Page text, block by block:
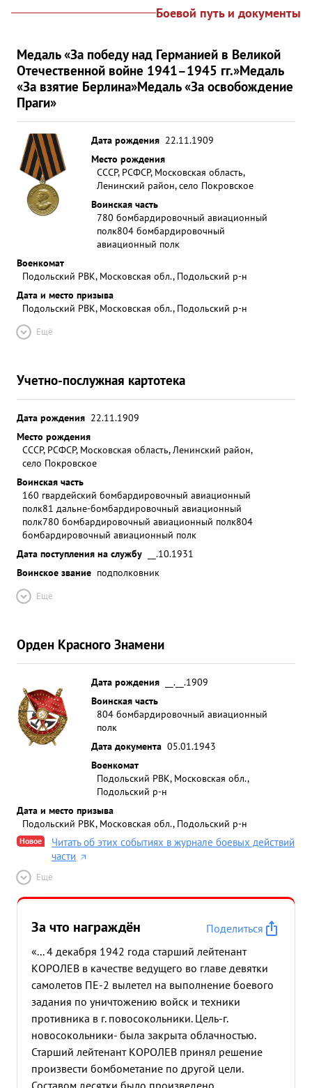
Боевой путь и документы
Медаль «За победу над Германией в Великой
Отечественной войне 1941–1945 гг.»Медаль
«За взятие Берлина»Медаль «За освобождение
Праги»
Дата рождения 22.11.1909
Место рождения
СССР, РСФСР, Московская область,
Ленинский район, село Покровское
Воинская часть
780 бомбардировочный авиационный
полк804 бомбардировочный
авиационный полк
Военкомат
Подольский РВК, Московская обл., Подольский р-н
Дата и место призыва
Подольский РВК, Московская обл., Подольский р-н
Ещё
Учетно-послужная картотека
Дата рождения 22.11.1909
Место рождения
СССР, РСФСР, Московская область, Ленинский район,
село Покровское
Воинская часть
160 гвардейский бомбардировочный авиационный
полк81 дальне-бомбардировочный авиационный
полк780 бомбардировочный авиационный полк804
бомбардировочный авиационный полк
Дата поступления на службу
__.10.1931
Воинское звание подполковник
Ещё
Орден Красного Знамени
Дата рождения
__.__.1909
Воинская часть
804 бомбардировочный авиационный
полк
Дата документа 05.01.1943
Военкомат
Подольский РВК, Московская обл.,
Подольский р-н
Дата и место призыва
Подольский РВК, Московская обл., Подольский р-н
Новое
Читать об этих событиях в журнале боевых действий
части
Ещё
За что награждён
Поделиться
«... 4 декабря 1942 года старший лейтенант
КОРОЛЕВ в качестве ведущего во главе девятки
самолетов ПЕ-2 вылетел на выполнение боевого
задания по уничтожению войск и техники
противника в г. повосокольники. Цель-г.
новосокольники- была закрыта облачностью.
Старший лейтенант КОРОЛЕВ принял решение
произвести бомбометание по другой цели.
Составом десятки было произведено